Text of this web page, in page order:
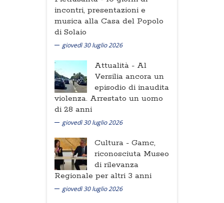
incontri, presentazioni e
musica alla Casa del Popolo
di Solaio
giovedì 30 luglio 2026
Attualità - Al
Versilia ancora un
episodio di inaudita
violenza. Arrestato un uomo
di 28 anni
giovedì 30 luglio 2026
Cultura - Gamc,
riconosciuta Museo
di rilevanza
Regionale per altri 3 anni
giovedì 30 luglio 2026